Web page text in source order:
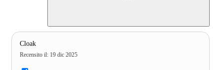
Cloak
Recensito il: 19 dic 2025